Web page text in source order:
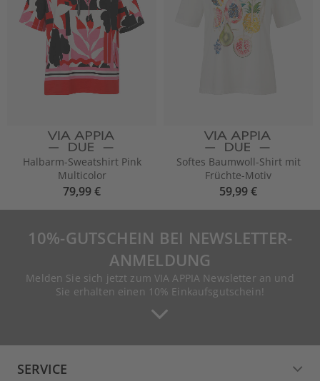
Halbarm-Sweatshirt Pink
Multicolor
79,99 €
Softes Baumwoll-Shirt mit
Früchte-Motiv
59,99 €
10%-GUTSCHEIN BEI NEWSLETTER-
ANMELDUNG
Melden Sie sich jetzt zum VIA APPIA Newsletter an und
Sie erhalten einen 10% Einkaufsgutschein!
SERVICE